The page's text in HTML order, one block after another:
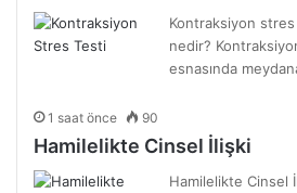
Kontraksiyon
nedir?
esnasında
1 saat önce 90
Hamilelikte Cinsel İlişki
Hamilelikte Cinsel